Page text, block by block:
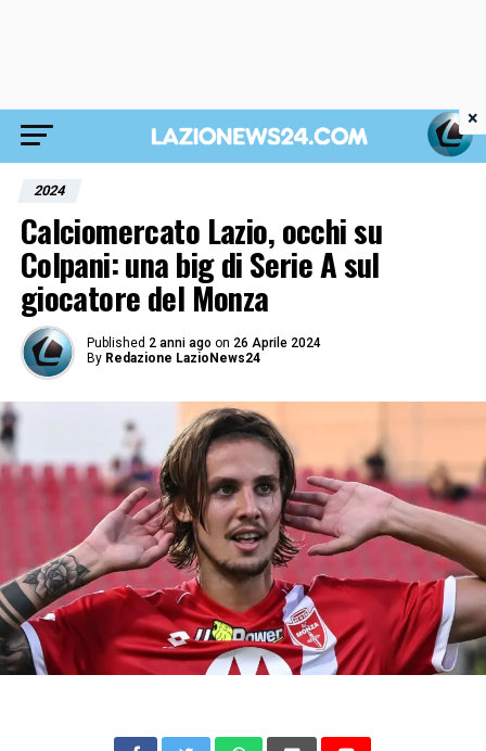
2024
Calciomercato Lazio, occhi su
Colpani: una big di Serie A sul
giocatore del Monza
Published 2 anni ago on 26 Aprile 2024
By Redazione LazioNews24
×